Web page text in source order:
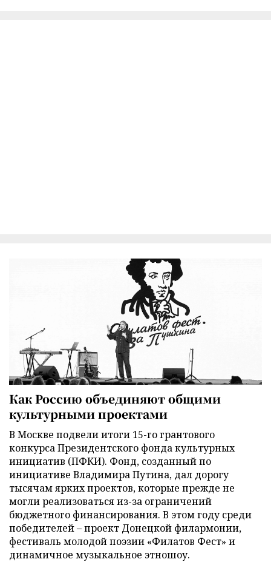
Как Россию объединяют общими
культурными проектами
В Москве подвели итоги 15-го грантового
конкурса Президентского фонда культурных
инициатив (ПФКИ). Фонд, созданный по
инициативе Владимира Путина, дал дорогу
тысячам ярких проектов, которые прежде не
могли реализоваться из-за ограничений
бюджетного финансирования. В этом году среди
победителей – проект Донецкой филармонии,
фестиваль молодой поэзии «Филатов Фест» и
динамичное музыкальное этношоу.